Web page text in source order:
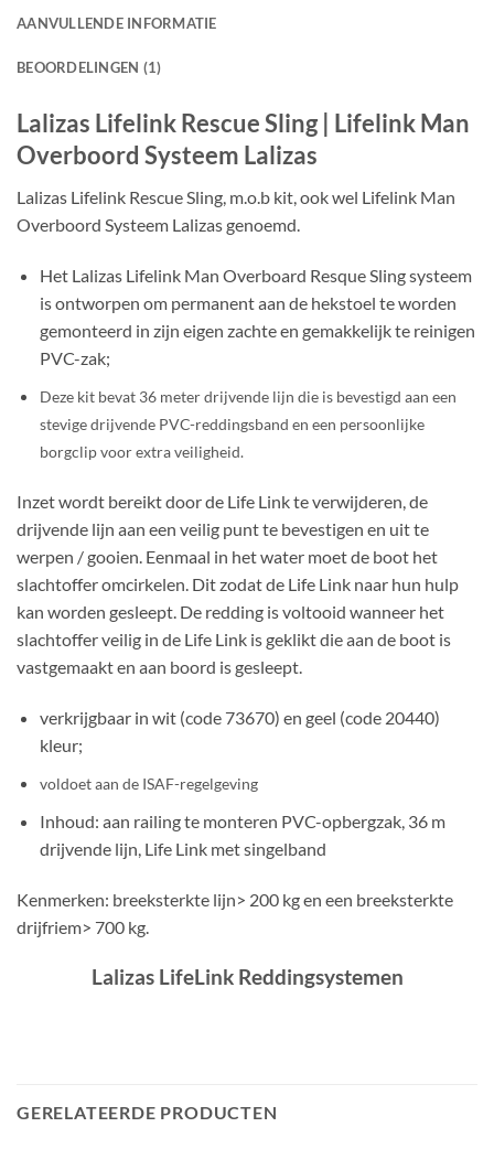
AANVULLENDE INFORMATIE
BEOORDELINGEN (1)
Lalizas Lifelink Rescue Sling | Lifelink Man
Overboord Systeem Lalizas
Lalizas Lifelink Rescue Sling, m.o.b kit, ook wel Lifelink Man
Overboord Systeem Lalizas genoemd.
Het Lalizas Lifelink Man Overboard Resque Sling systeem
is ontworpen om permanent aan de hekstoel te worden
gemonteerd in zijn eigen zachte en gemakkelijk te reinigen
PVC-zak;
Deze kit bevat 36 meter drijvende lijn die is bevestigd aan een
stevige drijvende PVC-reddingsband en een persoonlijke
borgclip voor extra veiligheid.
Inzet wordt bereikt door de Life Link te verwijderen, de
drijvende lijn aan een veilig punt te bevestigen en uit te
werpen / gooien. Eenmaal in het water moet de boot het
slachtoffer omcirkelen. Dit zodat de Life Link naar hun hulp
kan worden gesleept. De redding is voltooid wanneer het
slachtoffer veilig in de Life Link is geklikt die aan de boot is
vastgemaakt en aan boord is gesleept.
verkrijgbaar in wit (code 73670) en geel (code 20440)
kleur;
voldoet aan de ISAF-regelgeving
Inhoud: aan railing te monteren PVC-opbergzak, 36 m
drijvende lijn, Life Link met singelband
Kenmerken: breeksterkte lijn> 200 kg en een breeksterkte
drijfriem> 700 kg.
Lalizas LifeLink Reddingsystemen
GERELATEERDE PRODUCTEN